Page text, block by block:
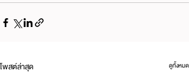
โพสต์ล่าสุด ดูทั้งหมด